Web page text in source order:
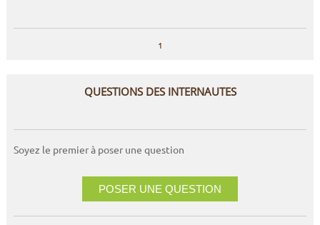
1
QUESTIONS DES INTERNAUTES
Soyez le premier à poser une question
POSER UNE QUESTION